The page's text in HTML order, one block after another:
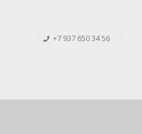
+7 937 650 34 56